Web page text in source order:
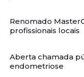
Renomado
profissionais locais
Aberta chamada
endometriose